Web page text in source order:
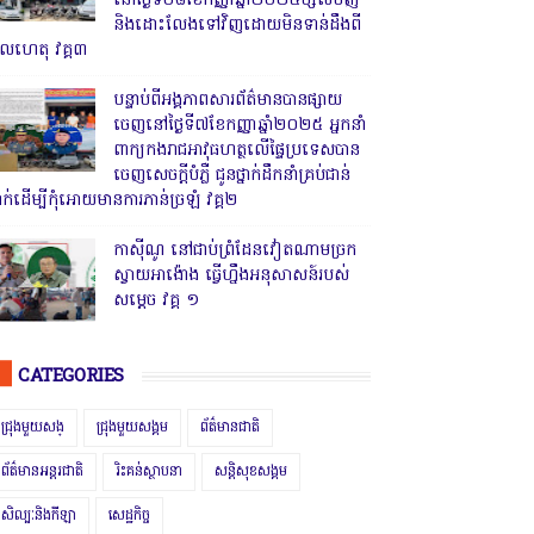
និងដោះលែងទៅវិញដោយមិនទាន់ដឹងពី
ហេតុ វគ្គ៣
បន្ទាប់ពីអង្គភាពសារព័ត៌មានបានផ្សាយ
ចេញនៅថ្ងៃទី៧ខែកញ្ញាឆ្នាំ២០២៥ អ្នកនាំ
ពាក្យកងរាជអាវុធហត្ថលើផ្ទៃប្រទេសបាន
ចេញសេចក្តីបំភ្លឺ ជូនថ្នាក់ដឹកនាំគ្រប់ជាន់
ាក់ដើម្បីកុំអោយមានការភាន់ច្រឡំ វគ្គ២
កាសុីណូ នៅជាប់ព្រំដែនវៀតណាមច្រក
ស្វាយអាង៉ោង ធ្វើហ្នឹងអនុសាសន៍របស់
សម្ដេច វគ្គ ១
CATEGORIES
ជ្រុងមួយសង្ ជ្រុងមួយសង្គម ព័ត៌មានជាតិ
ព័ត៌មានអន្តរជាតិ រិះគន់ស្ថាបនា សន្តិសុខសង្គម
សិល្បៈនិងកីឡា សេដ្ឋកិច្ច